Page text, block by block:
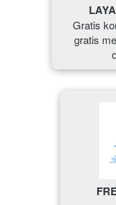
Gratis
gratis